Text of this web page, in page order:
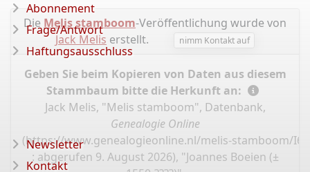
Die Melis stamboom-Veröffentlichung wurde von
Jack Melis erstellt. nimm Kontakt auf
Geben Sie beim Kopieren von Daten aus diesem
Stammbaum bitte die Herkunft an:
Jack Melis, "Melis stamboom", Datenbank,
Genealogie Online
(https://www.genealogieonline.nl/melis-stamboom/
: abgerufen 9. August 2026), "Joannes Boeien (±
Abonnement
Frage/Antwort
Haftungsausschluss
Newsletter
Kontakt